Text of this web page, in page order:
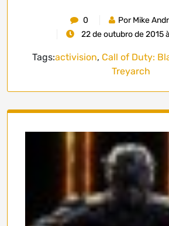
0
Por Mike
22 de outubro de 2015
Tags:activision, Call of Duty:
Treyarch